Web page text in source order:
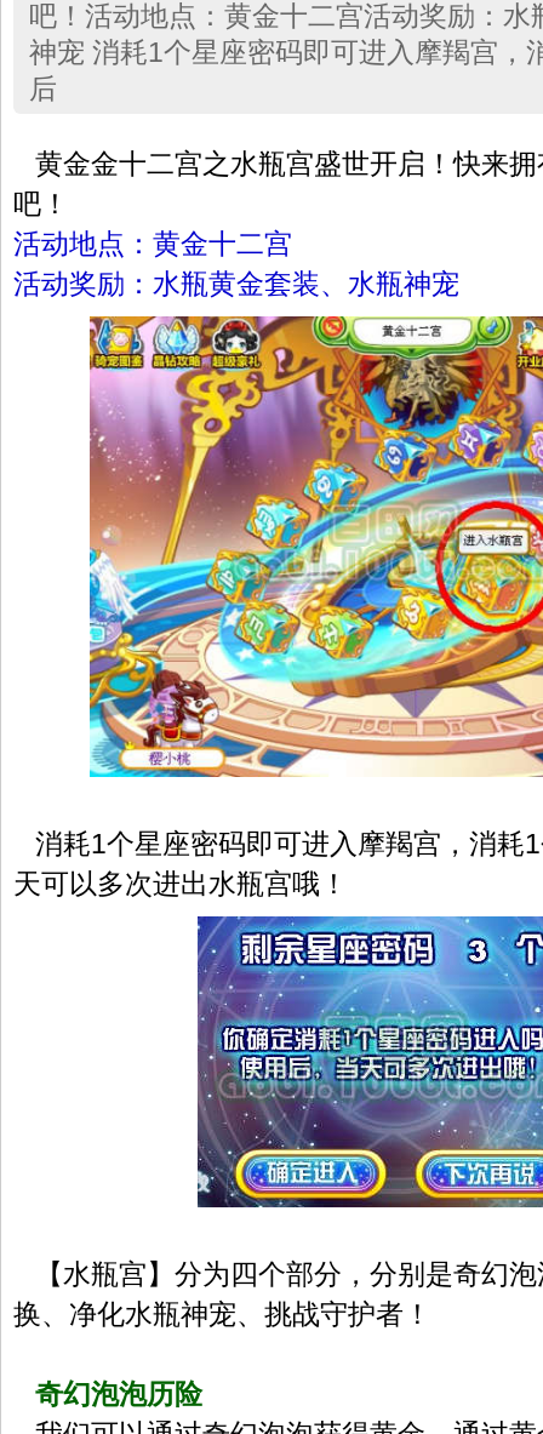
吧！活动地点：黄金十二宫活动奖励：水
神宠 消耗1个星座密码即可进入摩羯宫，
后
黄金金十二宫之水瓶宫盛世开启！快来
吧！
活动地点：黄金十二宫
活动奖励：水瓶黄金套装、水瓶神宠
消耗1个星座密码即可进入摩羯宫，消耗
天可以多次进出水瓶宫哦！
【水瓶宫】分为四个部分，分别是奇幻
换、净化水瓶神宠、挑战守护者！
奇幻泡泡历险